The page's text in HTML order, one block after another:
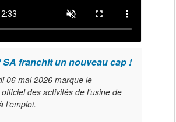
SA franchit un nouveau cap !
06 mai 2026 marque le
des activités de l'usine de
l’emploi.